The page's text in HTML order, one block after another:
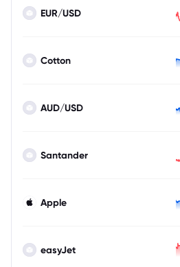
EUR/USD
Cotton
AUD/USD
Santander
Apple
easyJet